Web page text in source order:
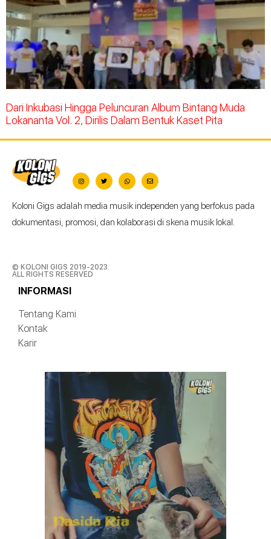
Dari Inkubasi Hingga Peluncuran Album Bintang Muda
Lokananta Vol. 2, Dirilis Dalam Bentuk Kaset Pita
Koloni Gigs adalah media musik independen yang berfokus pada
dokumentasi, promosi, dan kolaborasi di skena musik lokal.
© KOLONI GIGS 2019-2023.
ALL RIGHTS RESERVED
INFORMASI
Tentang Kami
Kontak
Karir